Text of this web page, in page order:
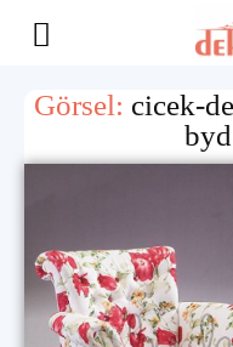
Yaşam
Görsel: cicek-